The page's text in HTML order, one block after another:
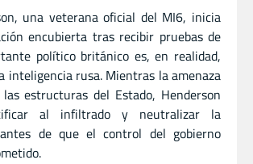
una veterana oficial del MI6, inicia
encubierta tras recibir pruebas de
político británico es, en realidad,
inteligencia rusa. Mientras la amenaza
estructuras del Estado, Henderson
al infiltrado y neutralizar la
de que el control del gobierno